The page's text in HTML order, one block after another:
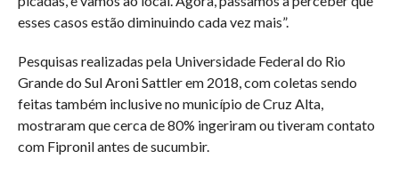
esses casos estão diminuindo cada vez mais”.
Pesquisas realizadas pela Universidade Federal do Rio
Grande do Sul Aroni Sattler em 2018, com coletas sendo
feitas também inclusive no município de Cruz Alta,
mostraram que cerca de 80% ingeriram ou tiveram contato
com Fipronil antes de sucumbir.